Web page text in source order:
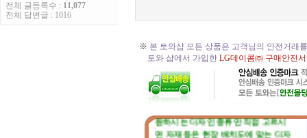
※ 본 토와샵 모든 상품은 고객님의 안전거래
토와 샵에서 가입한 LG데이콤㈜ 구매안전
☆토와 주문, 시공의뢰 절차☆
원하시는 디자인 종류만 직접 고르시
면 자재 등은 현장 배치도에 맞는 디자